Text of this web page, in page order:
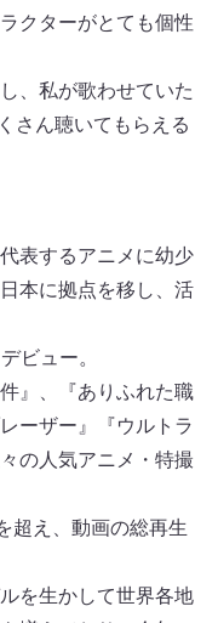
クターがとても個性
、私が歌わせていた
さん聴いてもらえる
表するアニメに幼少
本に拠点を移し、活
ビュー。
』、『ありふれた職
ーザー』『ウルトラ
の人気アニメ・特撮
超え、動画の総再生
を生かして世界各地